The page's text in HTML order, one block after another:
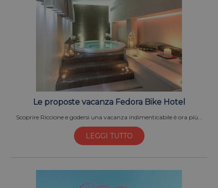
Le proposte vacanza Fedora Bike Hotel
Scoprire Riccione e godersi una vacanza indimenticabile è ora più...
LEGGI TUTTO